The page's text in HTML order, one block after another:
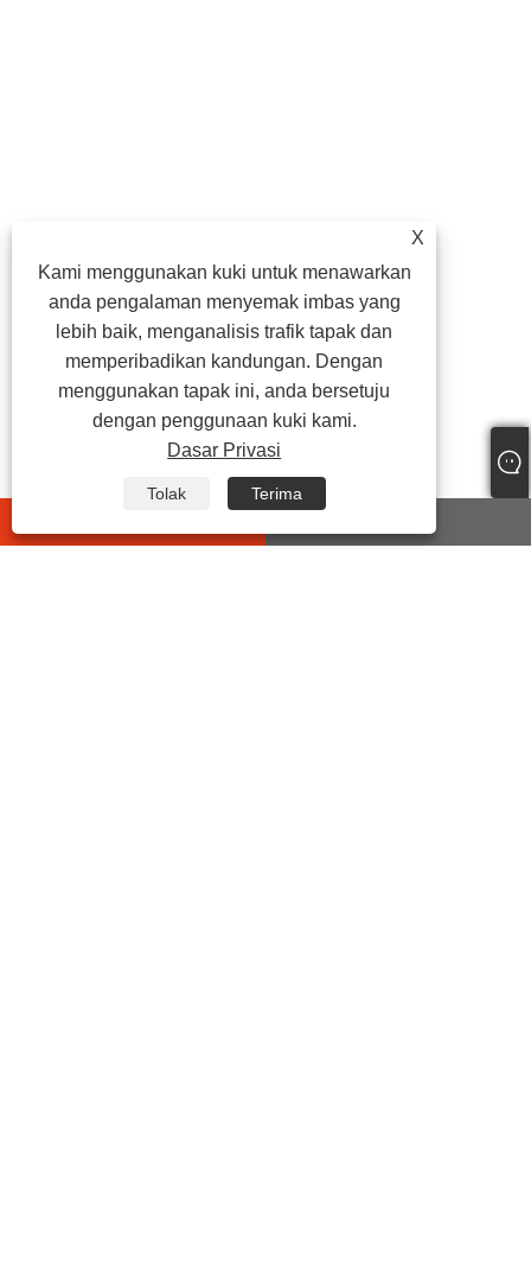
X
Kami menggunakan kuki untuk menawarkan
anda pengalaman menyemak imbas yang
lebih baik, menganalisis trafik tapak dan
memperibadikan kandungan. Dengan
menggunakan tapak ini, anda bersetuju
dengan penggunaan kuki kami.
Dasar Privasi
Tolak Terima